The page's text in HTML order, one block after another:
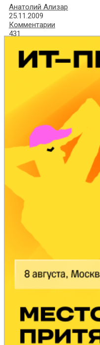
Анатолий Ализар
25.11.2009
Комментарии
431